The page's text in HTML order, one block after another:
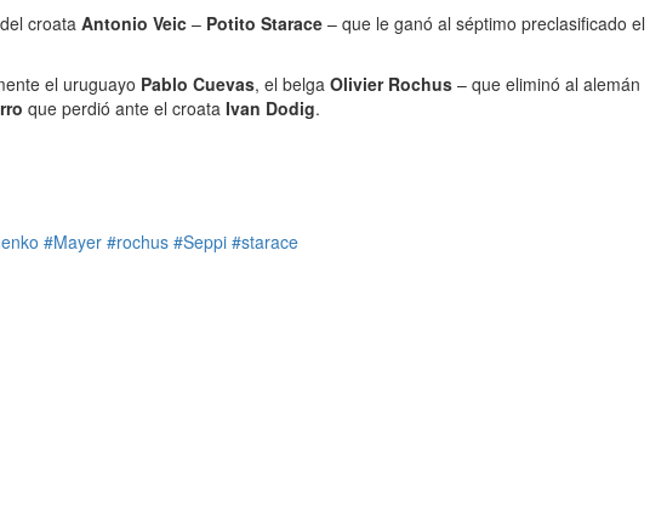
croata Antonio Veic – Potito Starace – que le ganó al séptimo preclasificado el
el uruguayo Pablo Cuevas, el belga Olivier Rochus – que eliminó al alemán
que perdió ante el croata Ivan Dodig.
#Mayer #rochus #Seppi #starace